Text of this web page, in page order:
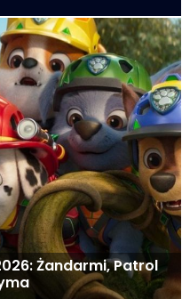
Żandarmi, Patrol